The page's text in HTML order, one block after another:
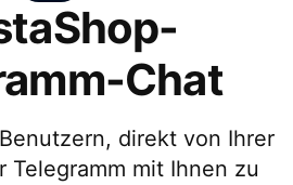
Chat
direkt von Ihrer
Telegramm mit Ihnen zu